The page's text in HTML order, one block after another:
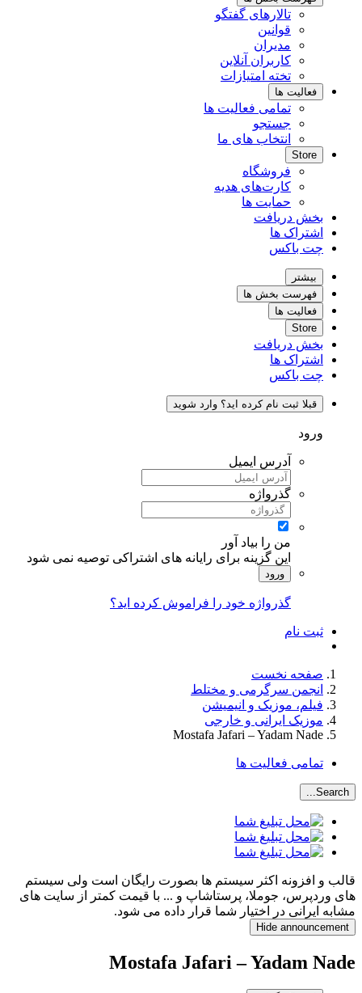
تالارهای گفتگو
قوانین
مدیران
کاربران آنلاین
تخته امتیازات
فعالیت ها
تمامی فعالیت ها
جستجو
انتخاب های ما
Store
فروشگاه
کارت‌های هدیه
حمایت ها
بخش دریافت
اشتراک ها
چت باکس
بیشتر
فهرست بخش ها
فعالیت ها
Store
بخش دریافت
اشتراک ها
چت باکس
قبلا ثبت نام کرده اید؟ وارد شوید
ورود
آدرس ایمیل
گذرواژه
من را بیاد آور
این گزینه برای رایانه های اشتراکی توصیه نمی شود
ورود
گذرواژه خود را فراموش کرده اید؟
ثبت نام
صفحه نخست
انجمن سرگرمی و مختلط
فیلم، موزیک و انیمیشن
موزیک ایرانی و خارجی
Mostafa Jafari – Yadam Nade
تمامی فعالیت ها
Search...
قالب و افزونه اکثر سیستم ها بصورت رایگان است ولی سیستم
های وردپرس، جوملا، پرستاشاپ و ... با قیمت کمتر از سایت های
مشابه ایرانی در اختیار شما قرار داده می شود.
Hide announcement
Mostafa Jafari – Yadam Nade